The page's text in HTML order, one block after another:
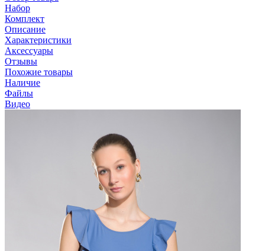
Набор
Комплект
Описание
Характеристики
Аксессуары
Отзывы
Похожие товары
Наличие
Файлы
Видео